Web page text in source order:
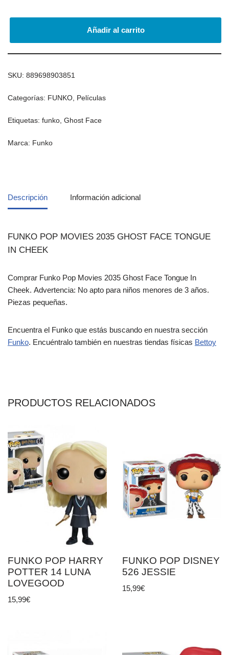
Añadir al carrito
SKU: 889698903851
Categorías: FUNKO Películas
Etiquetas: funko Ghost Face
Marca: Funko
Descripción Información adicional
FUNKO POP MOVIES 2035 GHOST FACE TONGUE
IN CHEEK
Comprar Funko Pop Movies 2035 Ghost Face Tongue In
Cheek. Advertencia: No apto para niños menores de 3 años.
Piezas pequeñas.
Encuentra el Funko que estás buscando en nuestra sección
Funko. Encuéntralo también en nuestras tiendas físicas Bettoy
PRODUCTOS RELACIONADOS
FUNKO POP HARRY
POTTER 14 LUNA
LOVEGOOD
15,99€
FUNKO POP DISNEY
526 JESSIE
15,99€